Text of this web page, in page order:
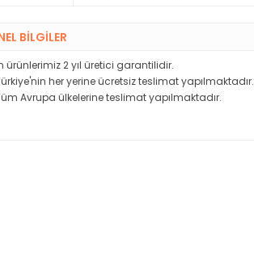
BİLGİLER
ürünlerimiz 2 yıl üretici garantilidir.
her yerine ücretsiz teslimat yapılmaktadır.
Avrupa ülkelerine teslimat yapılmaktadır.